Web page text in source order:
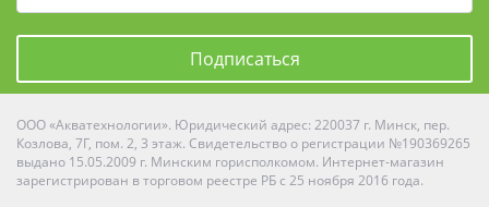
Подписаться
ООО «Акватехнологии». Юридический адрес: 220037 г. Минск, пер.
Козлова, 7Г, пом. 2, 3 этаж. Свидетельство о регистрации №190369265
выдано 15.05.2009 г. Минским горисполкомом. Интернет-магазин
зарегистрирован в торговом реестре РБ с 25 ноября 2016 года.